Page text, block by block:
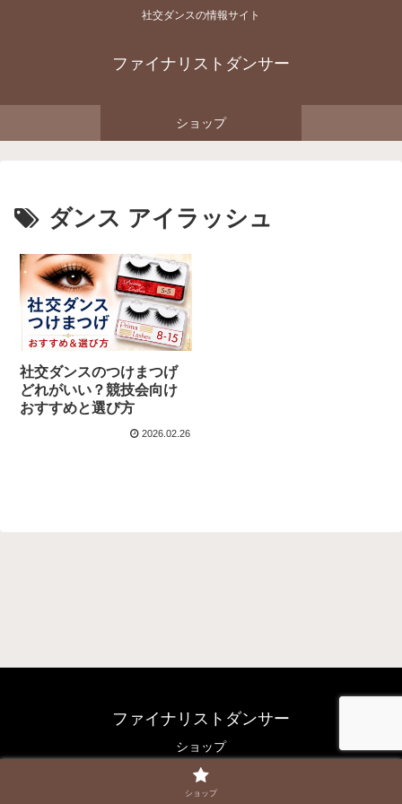
社交ダンスの情報サイト
ファイナリストダンサー
ショップ
ダンス アイラッシュ
社交ダンスのつけまつげ
どれがいい？競技会向け
おすすめと選び方
2026.02.26
ファイナリストダンサー
ショップ
© 2017 ファイナリストダンサー.
ショップ